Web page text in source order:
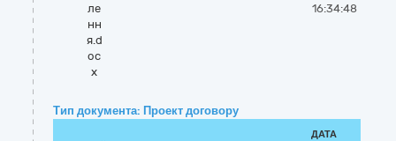
ле
нн
я.d
oc
x
16:34:48
Тип документа: Проект договору
ДАТА